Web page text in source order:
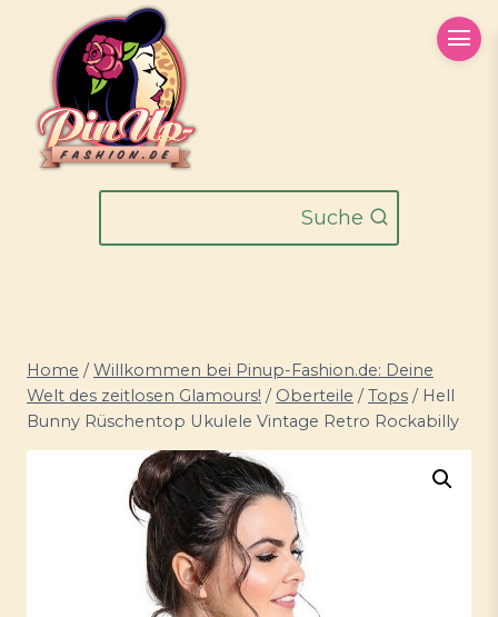
springen
Suche
Home / Willkommen bei Pinup-Fashion.de: Deine
Welt des zeitlosen Glamours! / Oberteile / Tops / Hell
Bunny Rüschentop Ukulele Vintage Retro Rockabilly